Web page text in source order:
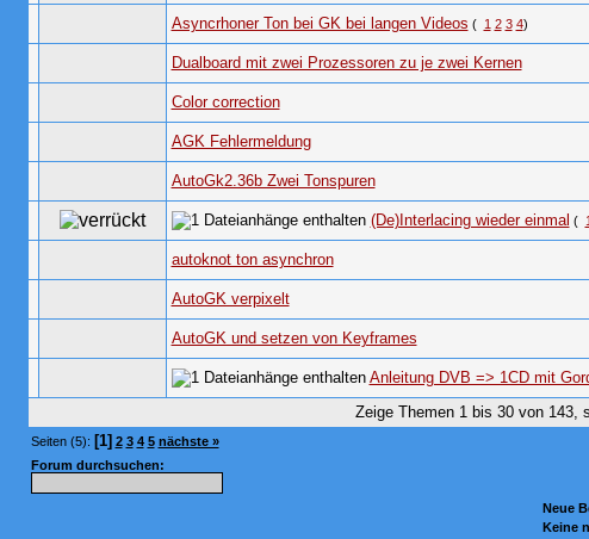
Asyncrhoner Ton bei GK bei langen Videos ( 1 2 3 4)
Dualboard mit zwei Prozessoren zu je zwei Kernen
Color correction
AGK Fehlermeldung
AutoGk2.36b Zwei Tonspuren
(De)Interlacing wieder einmal ( 1
autoknot ton asynchron
AutoGK verpixelt
AutoGK und setzen von Keyframes
Anleitung DVB => 1CD mit
Zeige Themen 1 bis 30 von 143,
Seiten (5): [1] 2 3 4 5 nächste »
Forum durchsuchen:
Neue
Keine